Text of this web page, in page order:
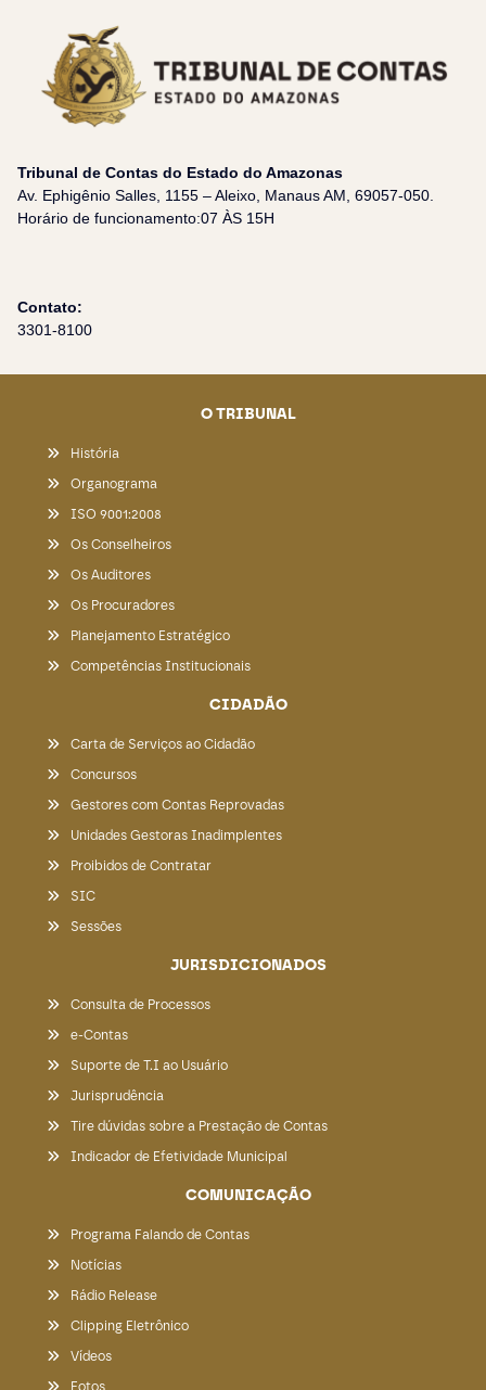
Tribunal de Contas do Estado do Amazonas
Av. Ephigênio Salles, 1155 – Aleixo, Manaus AM, 69057-050.
Horário de funcionamento:07 ÀS 15H
Contato:
3301-8100
O TRIBUNAL
História
Organograma
ISO 9001:2008
Os Conselheiros
Os Auditores
Os Procuradores
Planejamento Estratégico
Competências Institucionais
CIDADÃO
Carta de Serviços ao Cidadão
Concursos
Gestores com Contas Reprovadas
Unidades Gestoras Inadimplentes
Proibidos de Contratar
SIC
Sessões
JURISDICIONADOS
Consulta de Processos
e-Contas
Suporte de T.I ao Usuário
Jurisprudência
Tire dúvidas sobre a Prestação de Contas
Indicador de Efetividade Municipal
COMUNICAÇÃO
Programa Falando de Contas
Notícias
Rádio Release
Clipping Eletrônico
Vídeos
Fotos